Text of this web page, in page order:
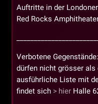
Auftritte in der
Red Rocks
Verbotene
dürfen nicht grösser als
ausführliche Liste mit
findet sich
hier Halle